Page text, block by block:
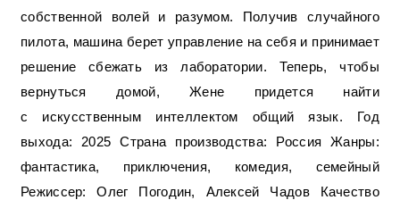
собственной волей и разумом. Получив случайного
пилота, машина берет управление на себя и принимает
решение сбежать из лаборатории. Теперь, чтобы
вернуться домой, Жене придется найти
с искусственным интеллектом общий язык. Год
выхода: 2025 Страна производства: Россия Жанры:
фантастика, приключения, комедия, семейный
Режиссер: Олег Погодин, Алексей Чадов Качество